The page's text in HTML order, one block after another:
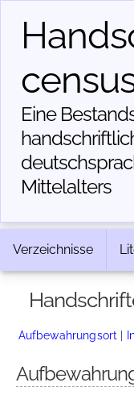
Eine
Mittelalters
Verzeichnisse
Aufbewahrungsort |